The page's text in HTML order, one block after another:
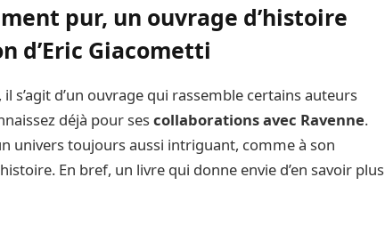
pur, un ouvrage d’histoire
d’Eric Giacometti
s’agit d’un ouvrage qui rassemble certains auteurs
déjà pour sescollaborations avec Ravenne.
univers toujours aussi intriguant, comme à son
En bref, un livre qui donne envie d’en savoir plus